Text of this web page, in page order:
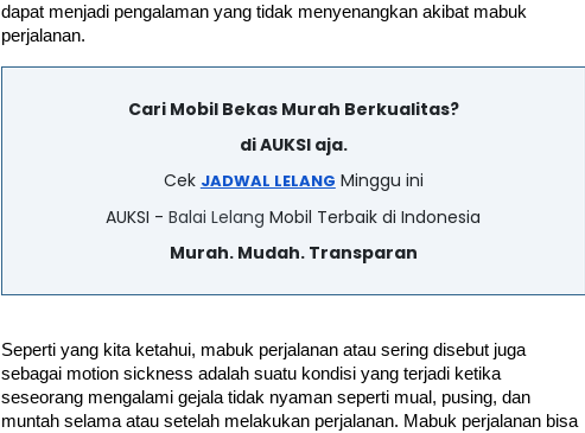
dapat menjadi pengalaman yang tidak menyenangkan akibat mabuk
perjalanan.
Cari Mobil Bekas Murah Berkualitas?
di AUKSI aja.
Cek JADWAL LELANG Minggu ini
AUKSI -Balai Lelang Mobil Terbaik di Indonesia
Murah. Mudah. Transparan
Seperti yang kita ketahui, mabuk perjalanan atau sering disebut juga
sebagai motion sickness adalah suatu kondisi yang terjadi ketika
seseorang mengalami gejala tidak nyaman seperti mual, pusing, dan
muntah selama atau setelah melakukan perjalanan. Mabuk perjalanan bisa